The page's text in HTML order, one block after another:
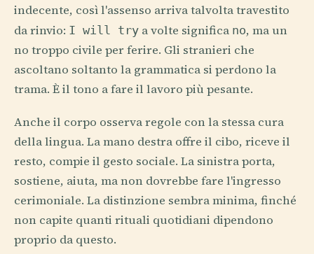
indecente, così l'assenso arriva talvolta travestito
da rinvio: I will try a volte significa no, ma un
no troppo civile per ferire. Gli stranieri che
ascoltano soltanto la grammatica si perdono la
trama. È il tono a fare il lavoro più pesante.
Anche il corpo osserva regole con la stessa cura
della lingua. La mano destra offre il cibo, riceve il
resto, compie il gesto sociale. La sinistra porta,
sostiene, aiuta, ma non dovrebbe fare l'ingresso
cerimoniale. La distinzione sembra minima, finché
non capite quanti rituali quotidiani dipendono
proprio da questo.